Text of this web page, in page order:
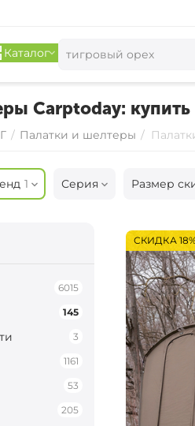
Каталог
Carptoday:
/ Палатки и шелтеры /
1 Серия Размер
СКИДКА
6015
145
3
1161
53
205